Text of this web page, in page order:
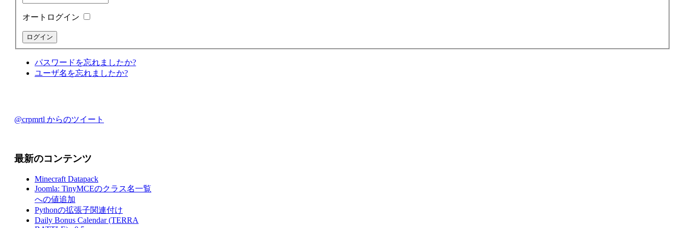
オートログイン
パスワードを忘れましたか?
ユーザ名を忘れましたか?
@crpmrtl からのツイート
最新のコンテンツ
Minecraft Datapack
Joomla: TinyMCEのクラス名一覧
への値追加
Pythonの拡張子関連付け
Daily Bonus Calendar (TERRA